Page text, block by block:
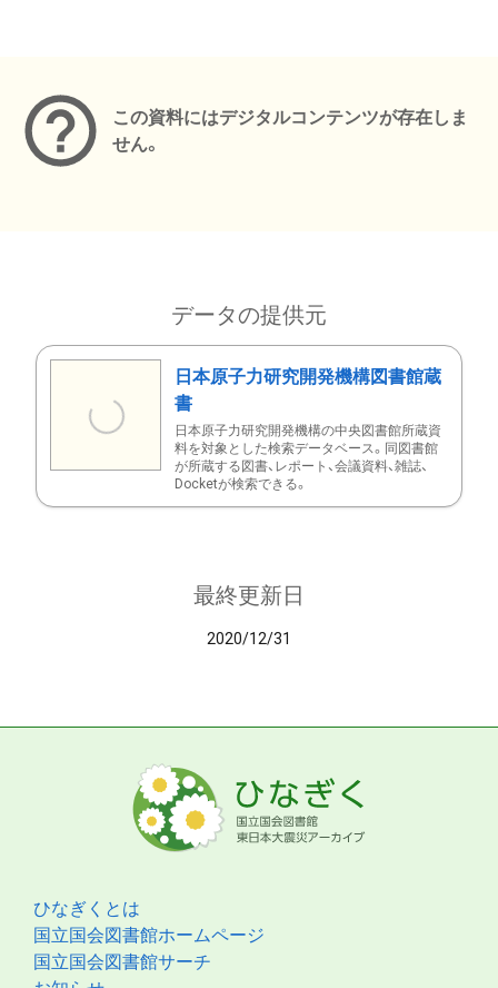
この資料にはデジタルコンテンツが存在しま
せん。
データの提供元
日本原子力研究開発機構図書館蔵
書
日本原子力研究開発機構の中央図書館所蔵資
料を対象とした検索データベース。同図書館
が所蔵する図書、レポート、会議資料、雑誌、
Docketが検索できる。
最終更新日
2020/12/31
ひなぎくとは
国立国会図書館ホームページ
国立国会図書館サーチ